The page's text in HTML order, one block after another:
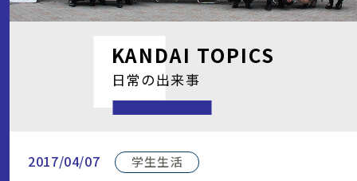
KANDAI TOPICS
日常の出来事
2017/04/07 学生生活